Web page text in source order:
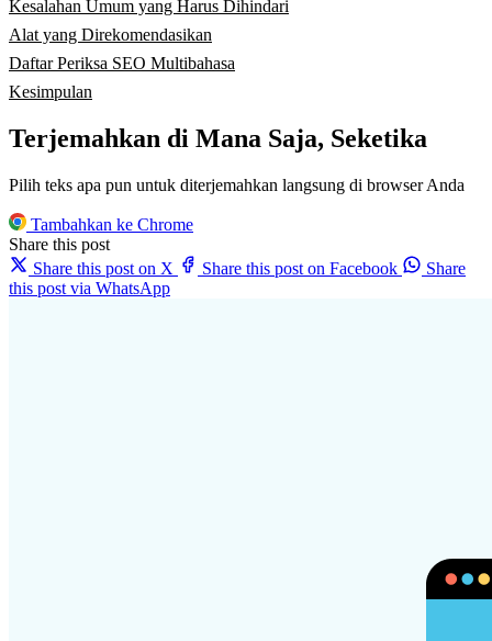
Kesalahan Umum yang Harus Dihindari
Alat yang Direkomendasikan
Daftar Periksa SEO Multibahasa
Kesimpulan
Terjemahkan di Mana Saja, Seketika
Pilih teks apa pun untuk diterjemahkan langsung di browser Anda
Tambahkan ke Chrome
Share this post
Share this post on X
Share this post on Facebook
Share
this post via WhatsApp